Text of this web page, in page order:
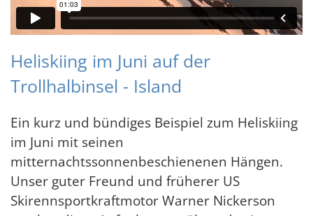
Heliskiing im Juni auf der
Trollhalbinsel - Island
Ein kurz und bündiges Beispiel zum Heliskiing
im Juni mit seinen
mitternachtssonnenbeschienenen Hängen.
Unser guter Freund und früherer US
Skirennsportkraftmotor Warner Nickerson